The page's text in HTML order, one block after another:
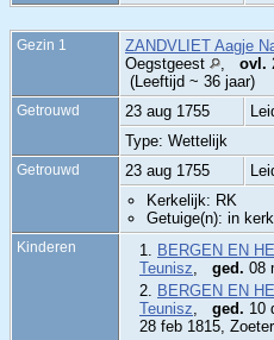
Gezin 1 ZANDVLIET Aagje
Oegstgeest
ovl.
(Leeftijd ~ 36 jaar)
Getrouwd 23 aug 1755
Type: Wettelijk
Getrouwd 23 aug 1755
Kerkelijk: RK
Getuige(n): in
Kinderen 1.
BERGEN EN
Teunisz
ged. 08
2.
BERGEN EN
Teunisz
ged. 10
28 feb 1815,